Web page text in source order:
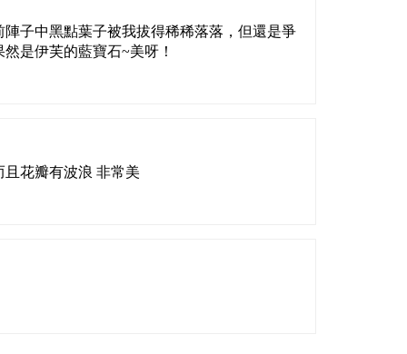
子中黑點葉子被我拔得稀稀落落，但還是爭
是伊芙的藍寶石~美呀！
花瓣有波浪 非常美